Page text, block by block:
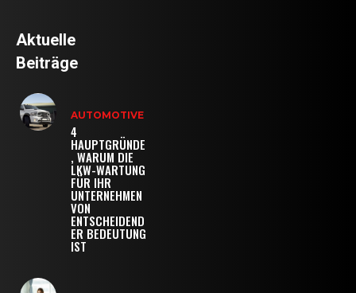
Aktuelle
Beiträge
AUTOMOTIVE
4
HAUPTGRÜNDE
, WARUM DIE
LKW-WARTUNG
FÜR IHR
UNTERNEHMEN
VON
ENTSCHEIDEND
ER BEDEUTUNG
IST